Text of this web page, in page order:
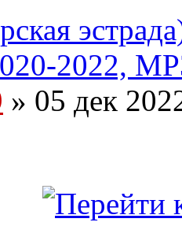
2022,
» 05 дек